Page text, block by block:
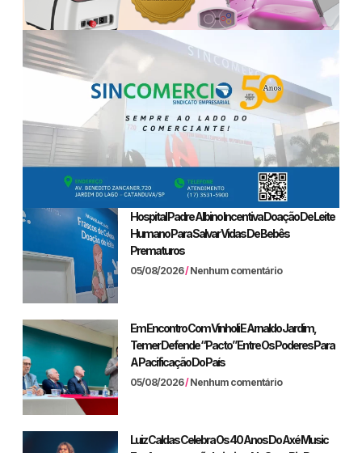
Hospital Padre Albino Incentiva Doação De Leite
Humano Para Salvar Vidas De Bebês
Prematuros
05/08/2026 Nenhum comentário
Em Encontro Com Vinholi E Arnaldo Jardim,
Temer Defende “pacto” Entre Os Poderes Para
A Pacificação Do País
05/08/2026 Nenhum comentário
Luiz Caldas Celebra Os 40 Anos Do Axé Music